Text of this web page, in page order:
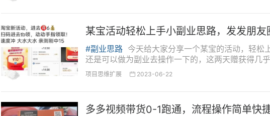
仅需9元，有大哥已月入2万！
中年妇女，闷声赚钱就行
型加工业，夫妻俩就能干
好，赚钱又快又轻松！
远不会失业的致富好路子
新的赚钱风口！
某宝活动轻松上手小副业思路，发发朋
#副业思路 今天给大家分享一个某宝的活动，轻松
还是可以做为副业去操作一下的，这两天赠获得几
图有一百、两百的，看着还不错，就简单的发发...
项目思维扩展  2023-06-22
多多视频带货0-1跑通，流程操作简单快